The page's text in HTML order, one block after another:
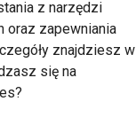
z narzędzi
oraz zapewniania
znajdziesz w
się na